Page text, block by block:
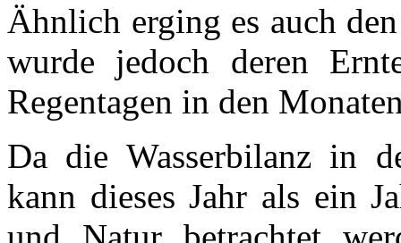
Ähnlich erging es auch
wurde jedoch deren
Regentagen in den
Da die Wasserbilanz in
kann dieses Jahr als ein